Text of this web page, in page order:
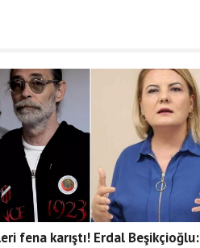
fena karıştı! Erdal Beşikçioğlu: